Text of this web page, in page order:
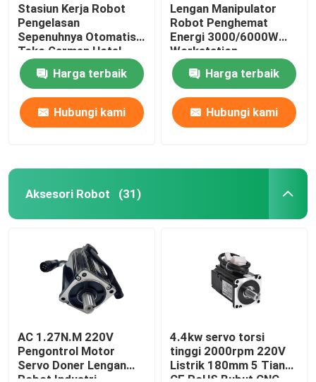
Stasiun Kerja Robot
Pengelasan
Sepenuhnya Otomatis
Toko Garmen Hotel
Harga terbaik
Hubungi kami
Lengan Manipulator
Robot Penghemat
Energi 3000/6000W
Workstation
Pengelasan Otomatis
Harga terbaik
Hubungi kami
Aksesori Robot (31)
AC 1.27N.M 220V
Pengontrol Motor
Servo Doner Lengan
Robot Industri
4.4kw servo torsi
tinggi 2000rpm 220V
Listrik 180mm 5 Tiang
CE RoHS Bubut CNC